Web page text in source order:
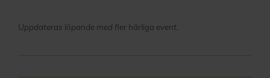
Uppdateras löpande med fler härliga event.